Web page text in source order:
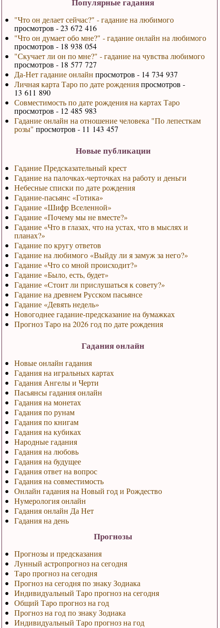
"Что он делает сейчас?" - гадание на любимого
просмотров - 23 672 416
"Что он думает обо мне?" - гадание онлайн на любимого
просмотров - 18 938 054
"Скучает ли он по мне?" - гадание на чувства любимого
просмотров - 18 577 727
Да-Нет гадание онлайн просмотров - 14 734 937
Личная карта Таро по дате рожденияпросмотров -
13 611 890
Совместимость по дате рождения на картах Таро
просмотров - 12 485 983
Гадание онлайн на отношение человека "По лепесткам
розы" просмотров - 11 143 457
Новые публикации
Гадание Предсказательный крест
Гадание на палочках-черточках на работу и деньги
Небесные списки по дате рождения
Гадание-пасьянс «Готика»
Гадание «Шифр Вселенной»
Гадание «Почему мы не вместе?»
Гадание «Что в глазах, что на устах, что в мыслях и
планах?»
Гадание по кругу ответов
Гадание на любимого «Выйду ли я замуж за него?»
Гадание «Что со мной происходит?»
Гадание «Было, есть, будет»
Гадание «Стоит ли прислушаться к совету?»
Гадание на древнем Русском пасьянсе
Гадание «Девять недель»
Новогоднее гадание-предсказание на бумажках
Прогноз Таро на 2026 год по дате рождения
Гадания онлайн
Новые онлайн гадания
Гадания на игральных картах
Гадания Ангелы и Черти
Пасьянсы гадания онлайн
Гадания на монетах
Гадания по рунам
Гадания по книгам
Гадания на кубиках
Народные гадания
Гадания на любовь
Гадания на будущее
Гадания ответ на вопрос
Гадания на совместимость
Онлайн гадания на Новый год и Рождество
Нумерология онлайн
Гадания онлайн Да Нет
Гадания на день
Прогнозы
Прогнозы и предсказания
Лунный астропрогноз на сегодня
Таро прогноз на сегодня
Прогноз на сегодня по знаку Зодиака
Индивидуальный Таро прогноз на сегодня
Общий Таро прогноз на год
Прогноз на год по знаку Зодиака
Индивидуальный Таро прогноз на год